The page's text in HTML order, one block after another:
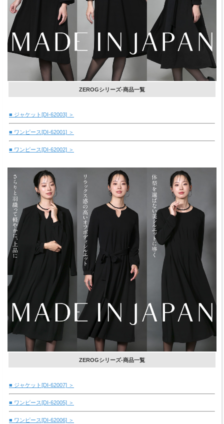
ZEROGシリーズ-商品一覧
■ ジャケット[DI-62003] ＞
■ ワンピース[DI-62001] ＞
■ ワンピース[DI-62002] ＞
ZEROGシリーズ-商品一覧
■ ジャケット[DI-62007] ＞
■ ワンピース[DI-62005] ＞
■ ワンピース[DI-62006] ＞